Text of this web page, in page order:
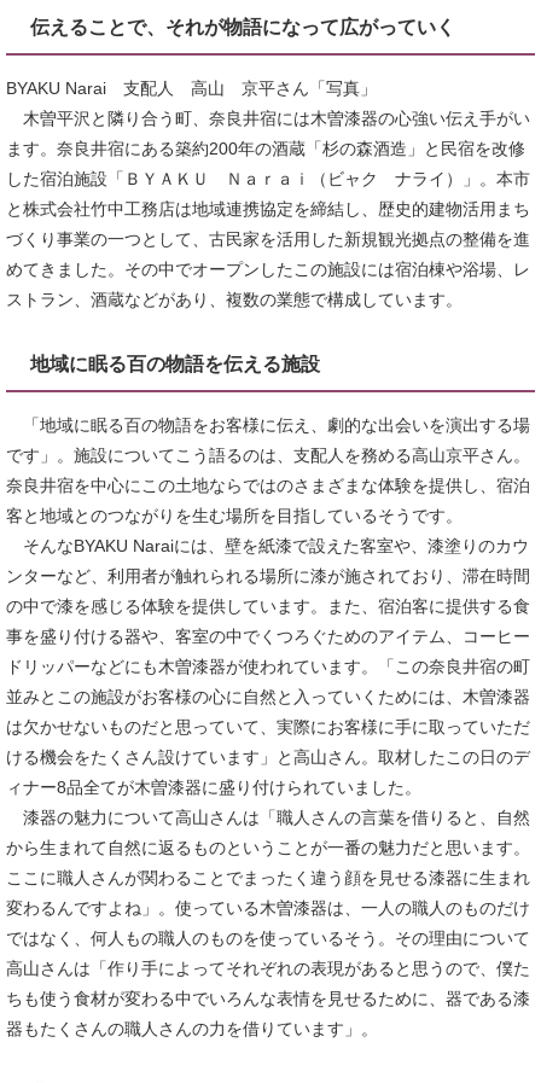
伝えることで、それが物語になって広がっていく
BYAKU Narai 支配人 高山 京平さん「写真」
木曽平沢と隣り合う町、奈良井宿には木曽漆器の心強い伝え手がい
ます。奈良井宿にある築約200年の酒蔵「杉の森酒造」と民宿を改修
した宿泊施設「ＢＹＡＫＵ Ｎａｒａｉ（ビャク ナライ）」。本市
と株式会社竹中工務店は地域連携協定を締結し、歴史的建物活用まち
づくり事業の一つとして、古民家を活用した新規観光拠点の整備を進
めてきました。その中でオープンしたこの施設には宿泊棟や浴場、レ
ストラン、酒蔵などがあり、複数の業態で構成しています。
地域に眠る百の物語を伝える施設
「地域に眠る百の物語をお客様に伝え、劇的な出会いを演出する場
です」。施設についてこう語るのは、支配人を務める高山京平さん。
奈良井宿を中心にこの土地ならではのさまざまな体験を提供し、宿泊
客と地域とのつながりを生む場所を目指しているそうです。
そんなBYAKU Naraiには、壁を紙漆で設えた客室や、漆塗りのカウ
ンターなど、利用者が触れられる場所に漆が施されており、滞在時間
の中で漆を感じる体験を提供しています。また、宿泊客に提供する食
事を盛り付ける器や、客室の中でくつろぐためのアイテム、コーヒー
ドリッパーなどにも木曽漆器が使われています。「この奈良井宿の町
並みとこの施設がお客様の心に自然と入っていくためには、木曽漆器
は欠かせないものだと思っていて、実際にお客様に手に取っていただ
ける機会をたくさん設けています」と高山さん。取材したこの日のデ
ィナー8品全てが木曽漆器に盛り付けられていました。
漆器の魅力について高山さんは「職人さんの言葉を借りると、自然
から生まれて自然に返るものということが一番の魅力だと思います。
ここに職人さんが関わることでまったく違う顔を見せる漆器に生まれ
変わるんですよね」。使っている木曽漆器は、一人の職人のものだけ
ではなく、何人もの職人のものを使っているそう。その理由について
高山さんは「作り手によってそれぞれの表現があると思うので、僕た
ちも使う食材が変わる中でいろんな表情を見せるために、器である漆
器もたくさんの職人さんの力を借りています」。